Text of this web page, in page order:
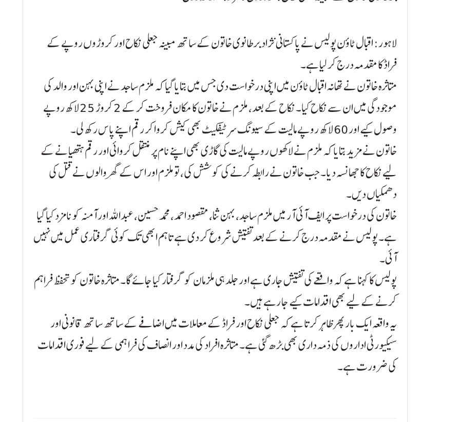
لاہور: اقبال ٹاؤن پولیس نے پاکستانی نژاد برطانوی خاتون کے ساتھ مبینہ جعلی نکاح اور کروڑوں روپے کے
فراڈ کا مقدمہ درج کر لیا ہے۔
متاثرہ خاتون نے تھانہ اقبال ٹاؤن میں اپنی درخواست دی جس میں بتایا گیا کہ ملزم ساجد نے اپنی بہن اور والد کی
موجودگی میں ان سے نکاح کیا۔ نکاح کے بعد، ملزم نے خاتون کا مکان فروخت کر کے 2 کروڑ 25 لاکھ روپے
وصول کیے اور 60 لاکھ روپے مالیت کے سیونگ سرٹیفکیٹ بھی کیش کروا کر رقم اپنے پاس رکھ لی۔
خاتون نے مزید بتایا کہ ملزم نے لاکھوں روپے مالیت کی گاڑی بھی اپنے نام پر منتقل کروائی اور رقم ہتھیانے کے
لیے نکاح کا جھانسہ دیا۔ جب خاتون نے رابطہ کرنے کی کوشش کی، تو ملزم اور اس کے گھر والوں نے قتل کی
دھمکیاں دیں۔
خاتون کی درخواست پر ایف آئی آر میں ملزم ساجد، بہن ثنا، مقصود احمد، محمد حسین، عبداللہ اور آمنہ کو نامزد کیا گیا
ہے۔ پولیس نے مقدمہ درج کرنے کے بعد تفتیش شروع کر دی ہے تاہم ابھی تک کوئی گرفتاری عمل میں نہیں
آئی۔
پولیس کا کہنا ہے کہ واقعے کی تفتیش جاری ہے اور جلد ہی ملزمان کو گرفتار کیا جائے گا۔ متاثرہ خاتون کو تحفظ فراہم
کرنے کے لیے بھی اقدامات کیے جا رہے ہیں۔
یہ واقعہ ایک بار پھر ظاہر کرتا ہے کہ جعلی نکاح اور فراڈ کے معاملات میں اضافے کے ساتھ ساتھ قانونی اور
سیکیورٹی اداروں کی ذمہ داری بھی بڑھ گئی ہے۔ متاثرہ افراد کی مدد اور انصاف کی فراہمی کے لیے فوری اقدامات
کی ضرورت ہے۔